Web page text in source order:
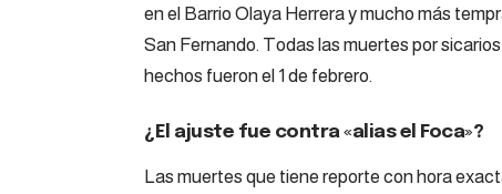
en el Barrio Olaya Herrera y mucho más
San Fernando. Todas las muertes por
hechos fueron el 1 de febrero.
¿El ajuste fue contra «alias el Foca»?
Las muertes que tiene reporte con hora